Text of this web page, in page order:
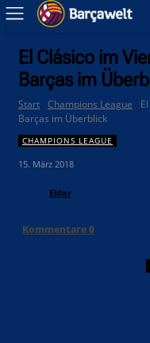
El Clásico im
Barças im
Start Champions League
Barças im Überblick
CHAMPIONS LEAGUE
15. März 2018
Eldar
Kommentare0